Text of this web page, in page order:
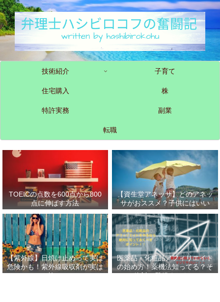
技術紹介 子育て
住宅購入 株
特許実務 副業
転職
TOEICの点数を600点から800
点に伸ばす方法
【資生堂アネッサ】どのアネッ
サがおススメ？子供にはいい
の？
【紫外線】日焼け止めって実は
危険かも！紫外線吸収剤が実は
怖い
医薬品・化粧品アフィリエイト
の始め方！薬機法知ってる？そ
して絶対に登録すべきASP６